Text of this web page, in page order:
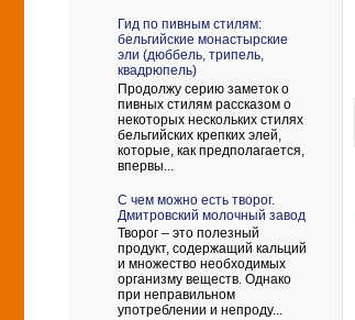
Гид по пивным стилям:
бельгийские монастырские
эли (дюббель, трипель,
квадрюпель)
Продолжу серию заметок о
пивных стилям рассказом о
некоторых нескольких стилях
бельгийских крепких элей,
которые, как предполагается,
впервы...
С чем можно есть творог.
Дмитровский молочный завод
Творог – это полезный
продукт, содержащий кальций
и множество необходимых
организму веществ. Однако
при неправильном
употреблении и непроду...